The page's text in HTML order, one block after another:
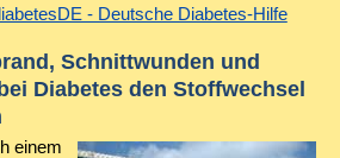
- Deutsche Diabetes-Hilfe
Schnittwunden und
Diabetes den Stoffwechsel
einem